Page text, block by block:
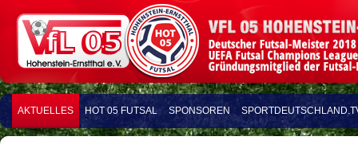
AKTUELLES HOT 05 FUTSAL SPONSOREN